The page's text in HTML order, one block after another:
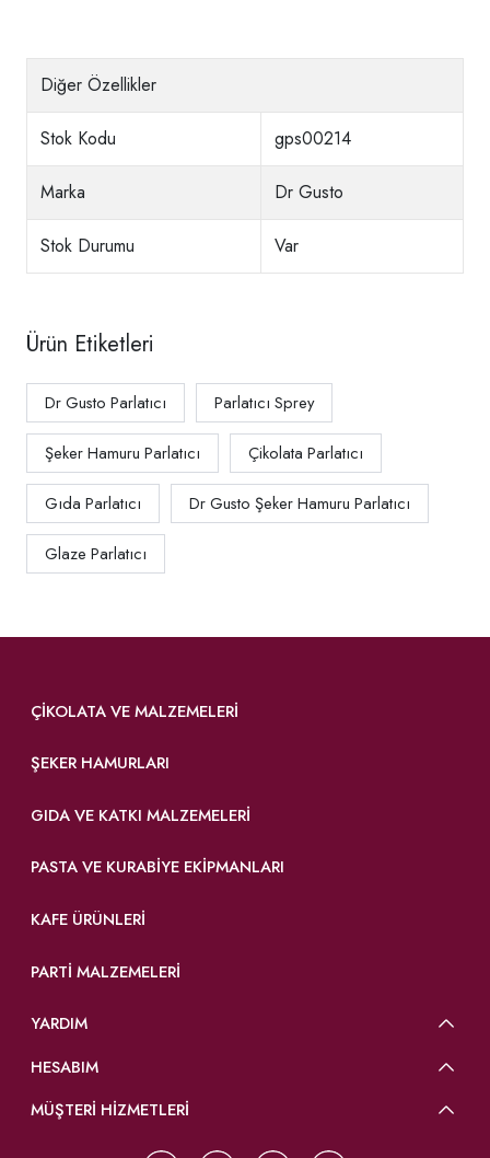
Diğer Özellikler
Stok Kodu gps00214
Marka Dr Gusto
Stok Durumu Var
Ürün Etiketleri
Dr Gusto Parlatıcı Parlatıcı Sprey
Şeker Hamuru Parlatıcı Çikolata Parlatıcı
Gıda Parlatıcı Dr Gusto Şeker Hamuru Parlatıcı
Glaze Parlatıcı
ÇIKOLATA VE MALZEMELERI
ŞEKER HAMURLARI
GIDA VE KATKI MALZEMELERI
PASTA VE KURABIYE EKIPMANLARI
KAFE ÜRÜNLERI
PARTI MALZEMELERI
YARDIM
HESABIM
MÜŞTERİ HİZMETLERİ